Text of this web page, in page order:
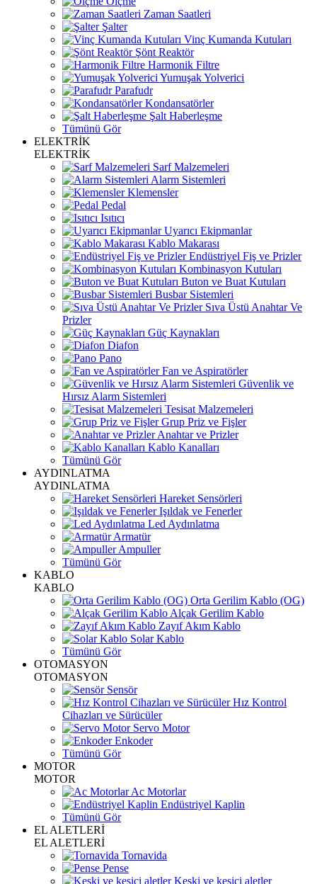
Zaman Saatleri
Şalter
Vinç Kumanda Kutuları
Şönt Reaktör
Harmonik Filtre
Yumuşak Yolverici
Parafudr
Kondansatörler
Şalt Haberleşme
Tümünü Gör
ELEKTRİK
ELEKTRİK
Sarf Malzemeleri
Alarm Sistemleri
Klemensler
Pedal
Isıtıcı
Uyarıcı Ekipmanlar
Kablo Makarası
Endüstriyel Fiş ve Prizler
Kombinasyon Kutuları
Buton ve Buat Kutuları
Busbar Sistemleri
Sıva Üstü Anahtar Ve
Prizler
Güç Kaynakları
Diafon
Pano
Fan ve Aspiratörler
Güvenlik ve
Hırsız Alarm Sistemleri
Tesisat Malzemeleri
Grup Priz ve Fişler
Anahtar ve Prizler
Kablo Kanalları
Tümünü Gör
AYDINLATMA
AYDINLATMA
Hareket Sensörleri
Işıldak ve Fenerler
Led Aydınlatma
Armatür
Ampuller
Tümünü Gör
KABLO
KABLO
Orta Gerilim Kablo (OG)
Alçak Gerilim Kablo
Zayıf Akım Kablo
Solar Kablo
Tümünü Gör
OTOMASYON
OTOMASYON
Sensör
Hız Kontrol
Cihazları ve Sürücüler
Servo Motor
Enkoder
Tümünü Gör
MOTOR
MOTOR
Ac Motorlar
Endüstriyel Kaplin
Tümünü Gör
EL ALETLERİ
EL ALETLERİ
Tornavida
Pense
Keski ve kesici aletler